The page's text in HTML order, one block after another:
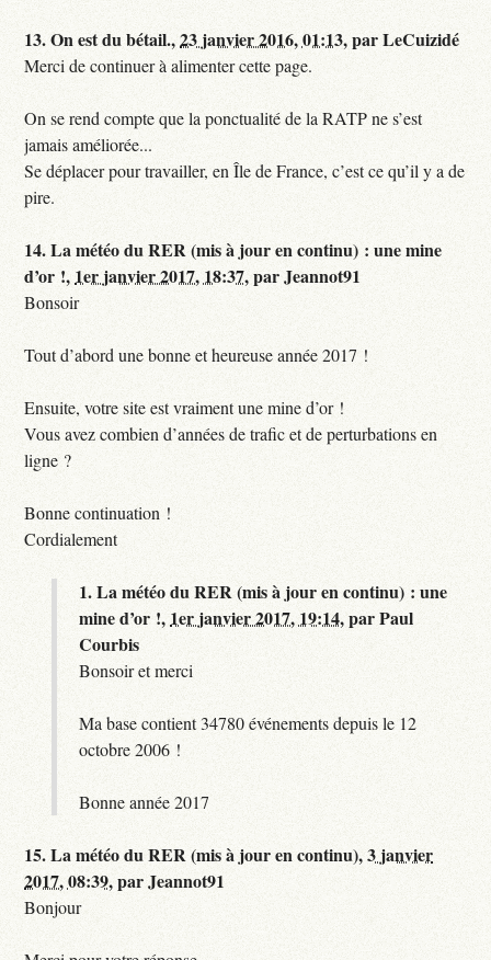
13.On est du bétail.,23 janvier 2016, 01:13,parLeCuizidé
Merci de continuer à alimenter cette page.
On se rend compte que la ponctualité de la RATP ne s’est
jamais améliorée...
Se déplacer pour travailler, en Île de France, c’est ce qu’il y a de
pire.
14.La météo du RER (mis à jour en continu) : une mine
d’or !, 1er janvier 2017, 18:37,parJeannot91
Bonsoir
Tout d’abord une bonne et heureuse année 2017 !
Ensuite, votre site est vraiment une mine d’or !
Vous avez combien d’années de trafic et de perturbations en
ligne ?
Bonne continuation !
Cordialement
1.La météo du RER (mis à jour en continu) : une
mine d’or !, 1er janvier 2017, 19:14,parPaul
Courbis
Bonsoir et merci
Ma base contient 34780 événements depuis le 12
octobre 2006 !
Bonne année 2017
15.La météo du RER (mis à jour en continu),3 janvier
2017, 08:39,parJeannot91
Bonjour